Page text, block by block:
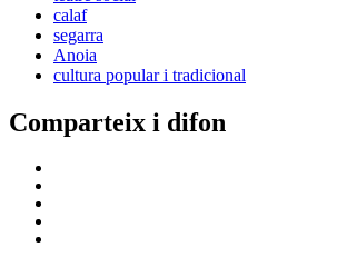
calaf
segarra
Anoia
cultura popular i tradicional
Comparteix i difon